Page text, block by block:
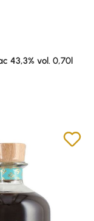
43,3% vol. 0,70l